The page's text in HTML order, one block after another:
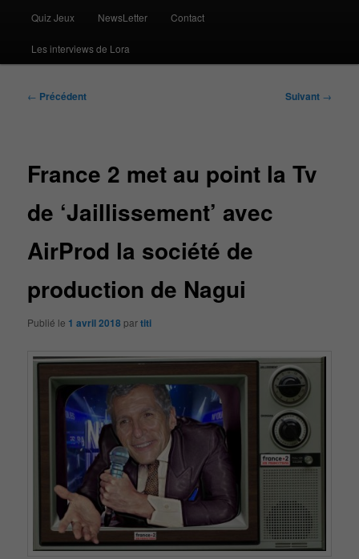
Quiz Jeux NewsLetter Contact
Les interviews de Lora
Navigation
← Précédent Suivant →
France 2 met au point la Tv
de ‘Jaillissement’ avec
AirProd la société de
production de Nagui
Publié le 1 avril 2018 partiti